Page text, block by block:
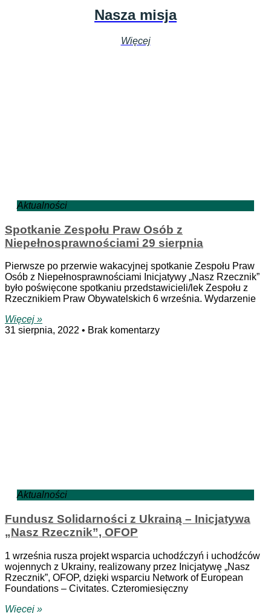
Nasza misja
Więcej
Aktualności
Spotkanie Zespołu Praw Osób z
Niepełnosprawnościami 29 sierpnia
Pierwsze po przerwie wakacyjnej spotkanie Zespołu Praw
Osób z Niepełnosprawnościami Inicjatywy „Nasz Rzecznik”
było poświęcone spotkaniu przedstawicieli/lek Zespołu z
Rzecznikiem Praw Obywatelskich 6 września. Wydarzenie
Więcej »
31 sierpnia, 2022
Brak komentarzy
Aktualności
Fundusz Solidarności z Ukrainą – Inicjatywa
„Nasz Rzecznik”, OFOP
1 września rusza projekt wsparcia uchodźczyń i uchodźców
wojennych z Ukrainy, realizowany przez Inicjatywę „Nasz
Rzecznik”, OFOP, dzięki wsparciu Network of European
Foundations – Civitates. Czteromiesięczny
Więcej »